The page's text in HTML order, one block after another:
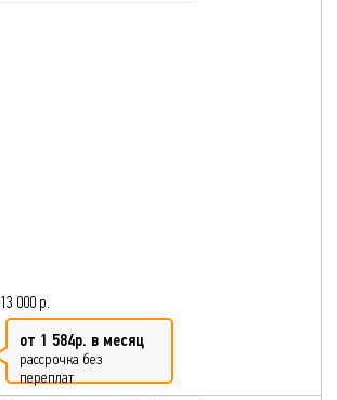
13 000 р.
от 1 584р. в месяц
рассрочка без
переплат